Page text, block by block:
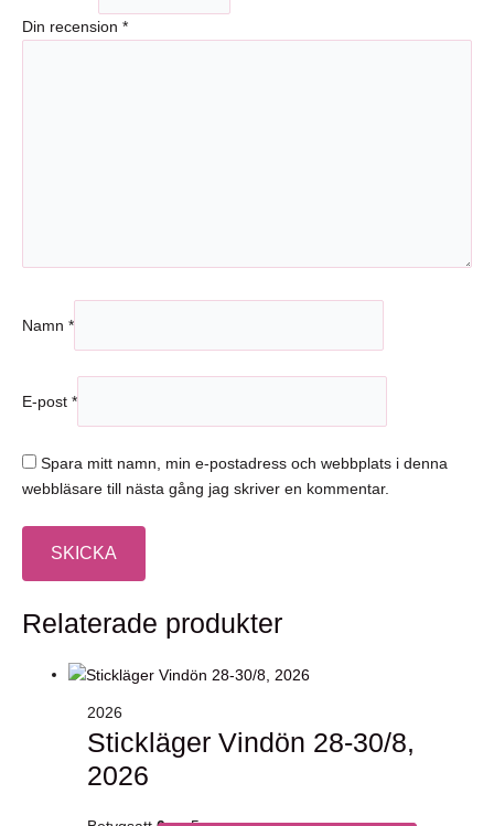
Din recension *
Namn *
E-post *
Spara mitt namn, min e-postadress och webbplats i denna
webbläsare till nästa gång jag skriver en kommentar.
Relaterade produkter
2026
Stickläger Vindön 28-30/8,
2026